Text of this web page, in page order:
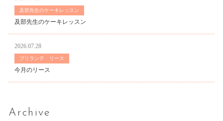
及部先生のケーキレッスン
及部先生のケーキレッスン
2026.07.28
ブリランテ リース
今月のリース
Archive